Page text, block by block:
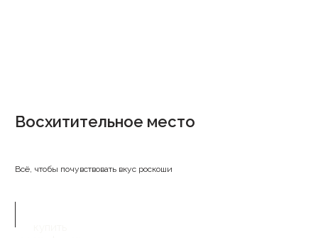
Восхитительное место
Всё, чтобы почувствовать вкус роскоши